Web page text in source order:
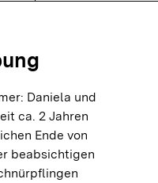
Daniela und
ca. 2 Jahren
Ende von
beabsichtigen